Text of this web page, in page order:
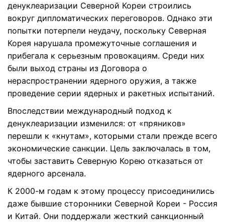
денуклеаризации Северной Кореи строились
вокруг дипломатических переговоров. Однако эти
попытки потерпели неудачу, поскольку Северная
Корея нарушала промежуточные соглашения и
прибегала к серьезным провокациям. Среди них
были выход страны из Договора о
нераспространении ядерного оружия, а также
проведение серии ядерных и ракетных испытаний.
Впоследствии международный подход к
денуклеаризации изменился: от «пряников»
перешли к «кнутам», которыми стали прежде всего
экономические санкции. Цель заключалась в том,
чтобы заставить Северную Корею отказаться от
ядерного арсенала.
К 2000-м годам к этому процессу присоединились
даже бывшие сторонники Северной Кореи - Россия
и Китай. Они поддержали жесткий санкционный